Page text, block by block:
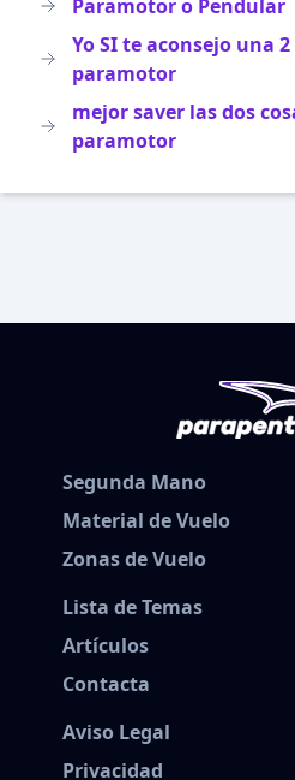
Paramotor o Pendular
Yo SI te aconsejo una
paramotor
mejor saver las dos
paramotor
Segunda Mano
Material de Vuelo
Zonas de Vuelo
Lista de Temas
Artículos
Contacta
Aviso Legal
Privacidad